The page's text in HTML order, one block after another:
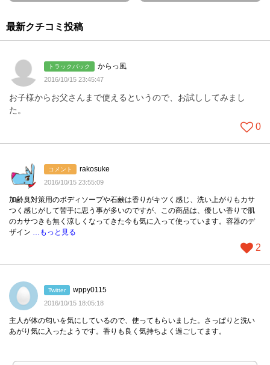
最新クチコミ投稿
トラックバック からっ風
2016/10/15 23:45:47
お子様からお父さんまで使えるというので、お試ししてみまし
た。
0
コメント rakosuke
2016/10/15 23:55:09
加齢臭対策用のボディソープや石鹸は香りがキツく感じ、洗い上がりもカサ
つく感じがして苦手に思う事が多いのですが、この商品は、優しい香りで肌
のカサつきも無く涼しくなってきた今も気に入って使っています。容器のデ
ザイン …もっと見る
2
Twitter wppy0115
2016/10/15 18:05:18
主人が体の匂いを気にしているので、使ってもらいました。さっぱりと洗い
あがり気に入ったようです。香りも良く気持ちよく過ごしてます。